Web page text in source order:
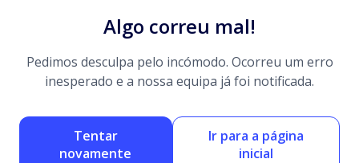
Algo correu mal!
Pedimos desculpa pelo incómodo. Ocorreu um erro
inesperado e a nossa equipa já foi notificada.
Tentar
novamente
Ir para a página
inicial